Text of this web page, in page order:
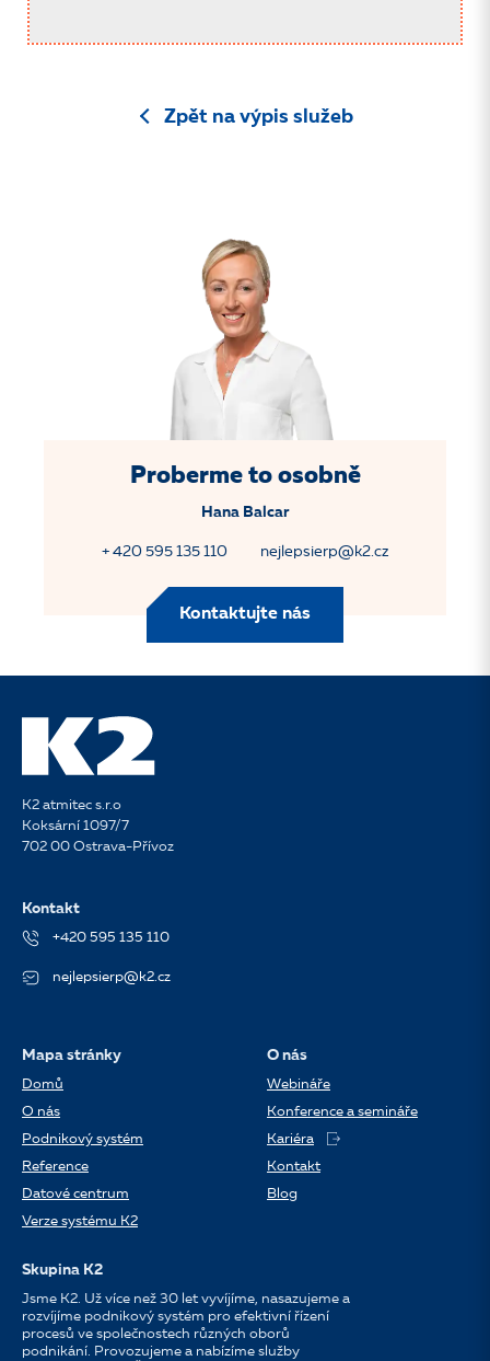
Zpět na výpis služeb
Proberme to osobně
Hana Balcar
+ 420 595 135 110 nejlepsierp@k2.cz
Kontaktujte nás
K2 atmitec s.r.o
Koksární 1097/7
702 00 Ostrava-Přívoz
Kontakt
+420 595 135 110
nejlepsierp@k2.cz
Mapa stránky
Domů
O nás
Podnikový systém
Reference
Datové centrum
Verze systému K2
O nás
Webináře
Konference a semináře
Kariéra
Kontakt
Blog
Skupina K2
Jsme K2. Už více než 30 let vyvíjíme, nasazujeme a
rozvíjíme podnikový systém pro efektivní řízení
procesů ve společnostech různých oborů
podnikání. Provozujeme a nabízíme služby